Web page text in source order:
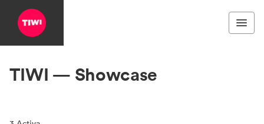
TIWI — Showcase